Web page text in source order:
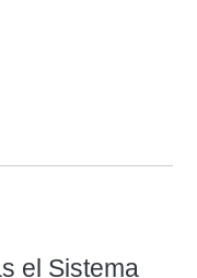
el Sistema